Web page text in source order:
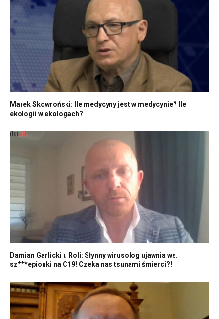
Marek Skowroński: Ile medycyny jest w medycynie? Ile
ekologii w ekologach?
Damian Garlicki u Roli: Słynny wirusolog ujawnia ws.
sz***epionki na C19! Czeka nas tsunami śmierci?!